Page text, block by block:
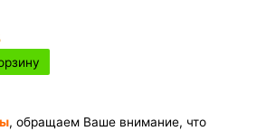
, обращаем Ваше внимание, что